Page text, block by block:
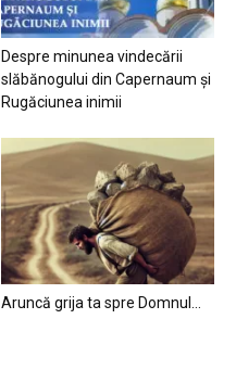
Despre minunea vindecării
slăbănogului din Capernaum și
Rugăciunea inimii
Aruncă grija ta spre Domnul…